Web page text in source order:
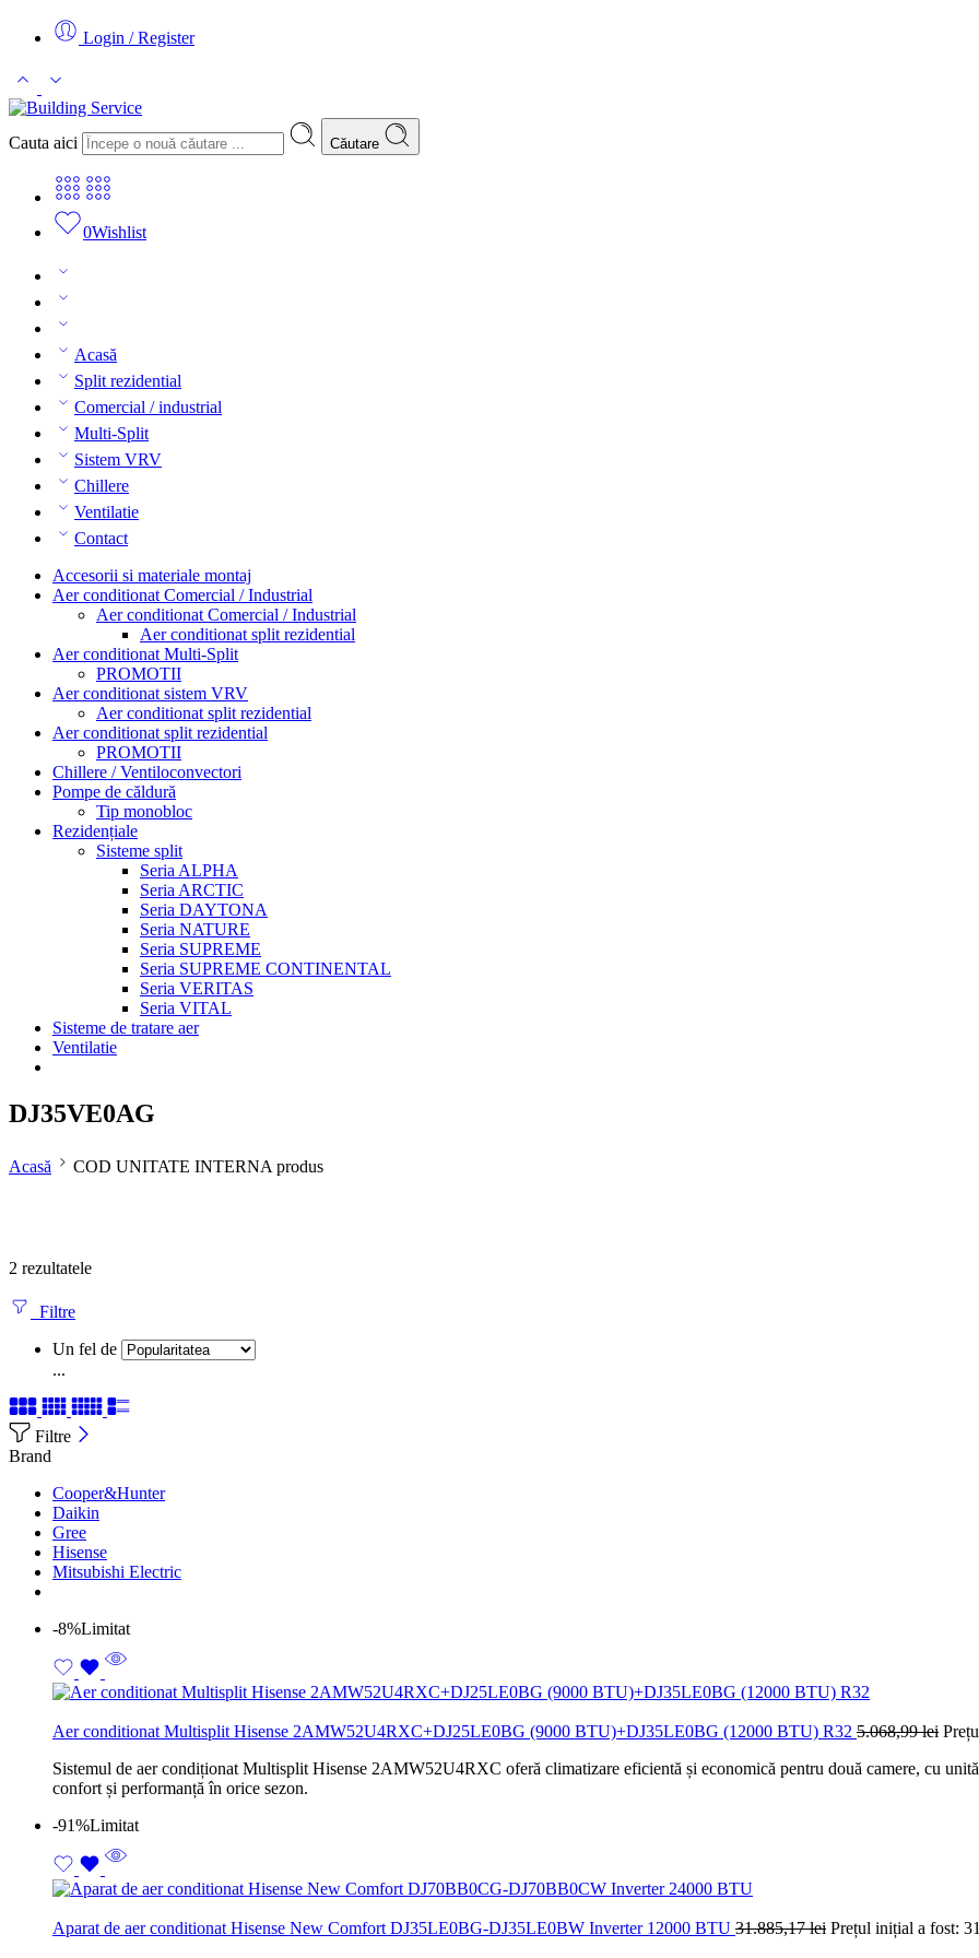
Login / Register
Cauta aici Căutare
0Wishlist
Acasă
Split rezidential
Comercial / industrial
Multi-Split
Sistem VRV
Chillere
Ventilatie
Contact
Accesorii si materiale montaj
Aer conditionat Comercial / Industrial
Aer conditionat Comercial / Industrial
Aer conditionat split rezidential
Aer conditionat Multi-Split
PROMOTII
Aer conditionat sistem VRV
Aer conditionat split rezidential
Aer conditionat split rezidential
PROMOTII
Chillere / Ventiloconvectori
Pompe de căldură
Tip monobloc
Rezidențiale
Sisteme split
Seria ALPHA
Seria ARCTIC
Seria DAYTONA
Seria NATURE
Seria SUPREME
Seria SUPREME CONTINENTAL
Seria VERITAS
Seria VITAL
Sisteme de tratare aer
Ventilatie
DJ35VE0AG
Acasă COD UNITATE INTERNA produs
2 rezultatele
Filtre
Un fel de
...
Filtre
Brand
Cooper&Hunter
Daikin
Gree
Hisense
Mitsubishi Electric
-8%Limitat
Aer conditionat Multisplit Hisense 2AMW52U4RXC+DJ25LE0BG (9000 BTU)+DJ35LE0BG (12000 BTU) R32 5.068,99lei
Sistemul de aer condiționat Multisplit Hisense 2AMW52U4RXC oferă climatizare eficientă și economică pentru două camere, cu
confort și performanță în orice sezon.
-91%Limitat
Aparat de aer conditionat Hisense New Comfort DJ35LE0BG-DJ35LE0BW Inverter 12000 BTU 31.885,17lei Prețul inițial a fost: